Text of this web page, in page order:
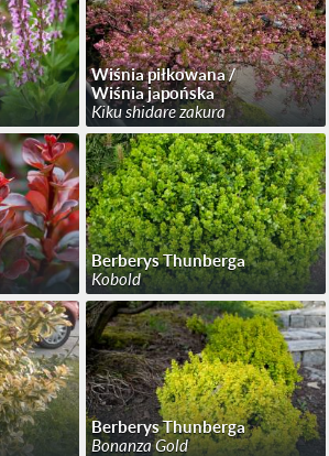
Wiśnia piłkowana /
Wiśnia japońska
Kiku shidare zakura
Berberys Thunberga
Kobold
Berberys Thunberga
Bonanza Gold